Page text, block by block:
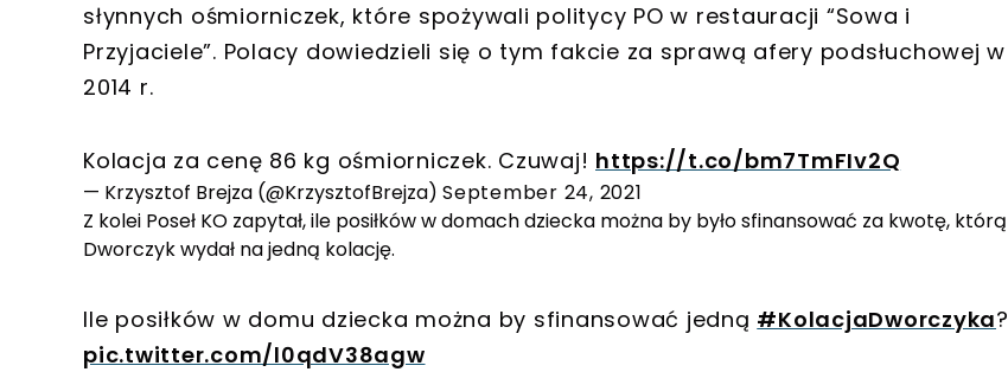
słynnych ośmiorniczek, które spożywali politycy PO w restauracji “Sowa i
Przyjaciele”. Polacy dowiedzieli się o tym fakcie za sprawą afery podsłuchowej w
2014 r.
Kolacja za cenę 86 kg ośmiorniczek. Czuwaj! https://t.co/bm7TmFIv2Q
— Krzysztof Brejza (@KrzysztofBrejza) September 24, 2021
Z kolei Poseł KO zapytał, ile posiłków w domach dziecka można by było sfinansować za kwotę, którą
Dworczyk wydał na jedną kolację.
Ile posiłków w domu dziecka można by sfinansować jedną #KolacjaDworczyka?
pic.twitter.com/l0qdV38agw